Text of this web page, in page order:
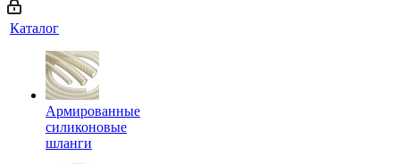
Каталог
Армированные
силиконовые
шланги